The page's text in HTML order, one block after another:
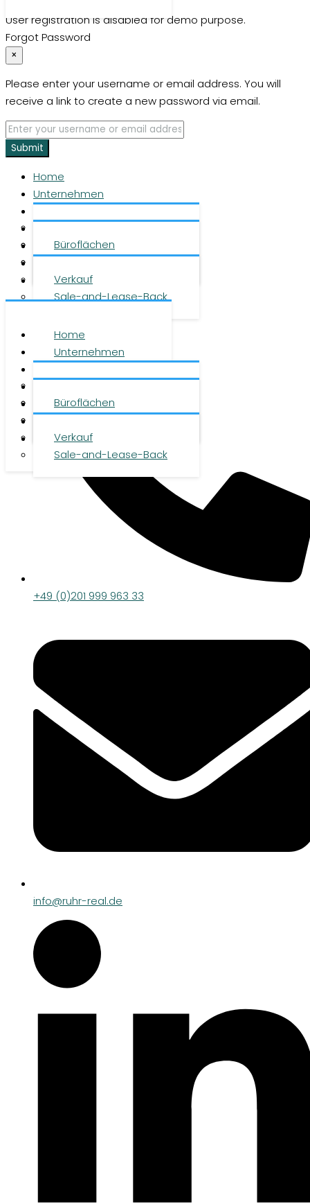
User registration is disabled for demo purpose.
Forgot Password
×
Please enter your username or email address. You will
receive a link to create a new password via email.
Submit
Home
Unternehmen
Team
Büroflächen
Investment
Verkauf
Sale-and-Lease-Back
Kontakt
Home
Unternehmen
Team
Büroflächen
Investment
Verkauf
Sale-and-Lease-Back
Kontakt
+49 (0)201 999 963 33
info@ruhr-real.de